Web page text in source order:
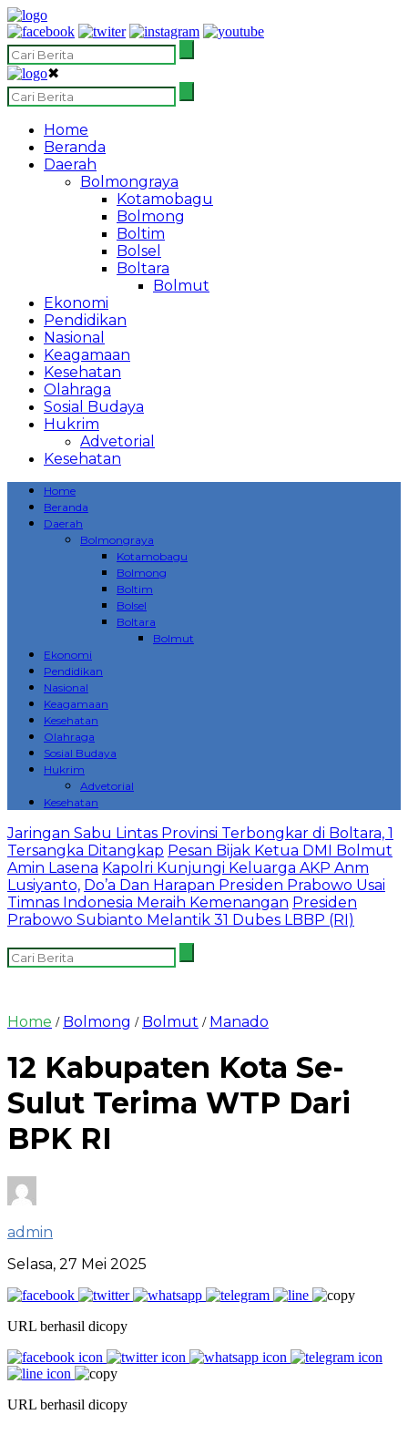
✖
Home
Beranda
Daerah
Bolmongraya
Kotamobagu
Bolmong
Boltim
Bolsel
Boltara
Bolmut
Ekonomi
Pendidikan
Nasional
Keagamaan
Kesehatan
Olahraga
Sosial Budaya
Hukrim
Advetorial
Kesehatan
Home
Beranda
Daerah
Bolmongraya
Kotamobagu
Bolmong
Boltim
Bolsel
Boltara
Bolmut
Ekonomi
Pendidikan
Nasional
Keagamaan
Kesehatan
Olahraga
Sosial Budaya
Hukrim
Advetorial
Kesehatan
Jaringan Sabu Lintas Provinsi Terbongkar di Boltara, 1
Tersangka Ditangkap Pesan Bijak Ketua DMI Bolmut
Amin Lasena Kapolri Kunjungi Keluarga AKP Anm
Lusiyanto, Do’a Dan Harapan Presiden Prabowo Usai
Timnas Indonesia Meraih Kemenangan Presiden
Prabowo Subianto Melantik 31 Dubes LBBP (RI)
Home / Bolmong / Bolmut / Manado
12 Kabupaten Kota Se-
Sulut Terima WTP Dari
BPK RI
admin
Selasa, 27 Mei 2025
URL berhasil dicopy
URL berhasil dicopy